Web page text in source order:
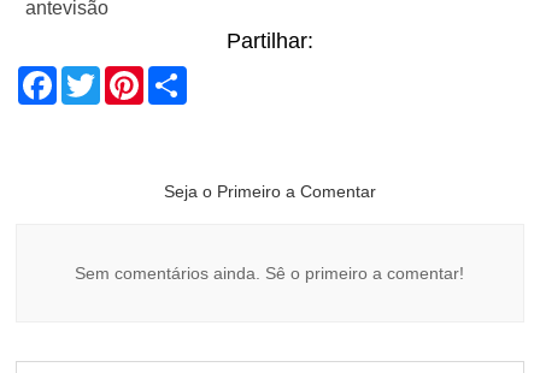
antevisão
Partilhar:
Facebook
TwitterPinterest
Seja o Primeiro a Comentar
Sem comentários ainda. Sê o primeiro a comentar!